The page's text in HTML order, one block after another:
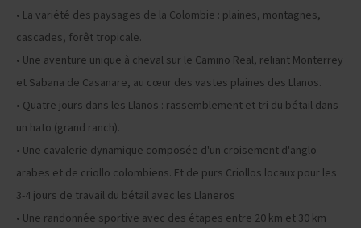
• La variété des paysages de la Colombie : plaines, montagnes,
cascades, forêt tropicale.
• Une aventure unique à cheval sur le Camino Real, reliant Monterrey
et Sabana de Casanare, au cœur des vastes plaines des Llanos.
• Quatre jours dans les Llanos : rassemblement et tri du bétail dans
un hato (grand ranch).
• Une cavalerie dynamique composée d'un croisement d'anglo-
arabes et de criollo colombiens. Et de purs Criollos locaux pour les
3-4 jours de travail du bétail avec les Llaneros
• Une randonnée sportive avec des étapes entre 20 km et 30 km